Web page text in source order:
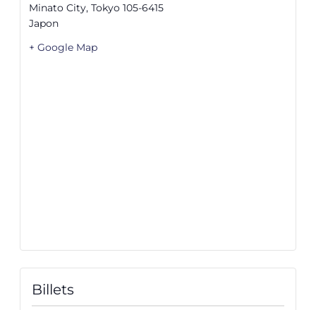
Minato City, Tokyo 105-6415
Japon
+ Google Map
Billets